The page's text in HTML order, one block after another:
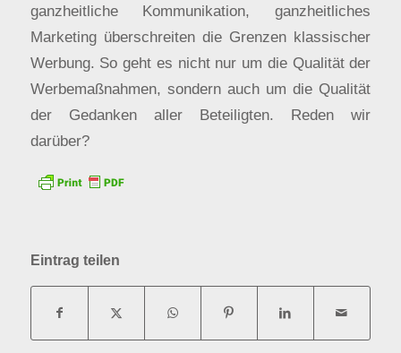
ganzheitliche Kommunikation, ganzheitliches
Marketing überschreiten die Grenzen klassischer
Werbung. So geht es nicht nur um die Qualität der
Werbemaßnahmen, sondern auch um die Qualität
der Gedanken aller Beteiligten. Reden wir
darüber?
Eintrag teilen